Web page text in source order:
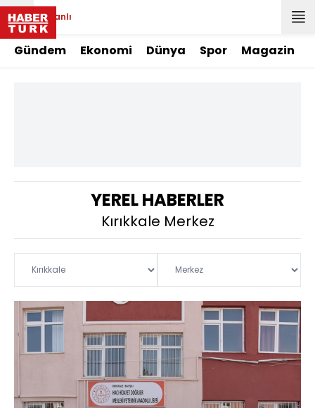
Canlı
Gündem Ekonomi Dünya Spor Magazin
YEREL HABERLER
Kırıkkale Merkez